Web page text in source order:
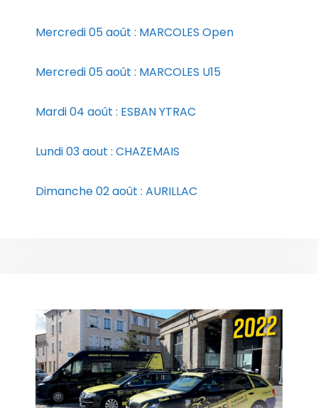
Mercredi 05 août : MARCOLES Open
Mercredi 05 août : MARCOLES U15
Mardi 04 août : ESBAN YTRAC
Lundi 03 aout : CHAZEMAIS
Dimanche 02 août : AURILLAC